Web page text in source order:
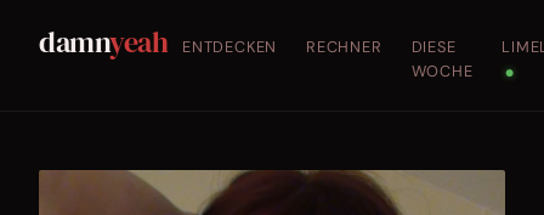
damnyeah ENTDECKEN RECHNER
DIESE
WOCHE
●